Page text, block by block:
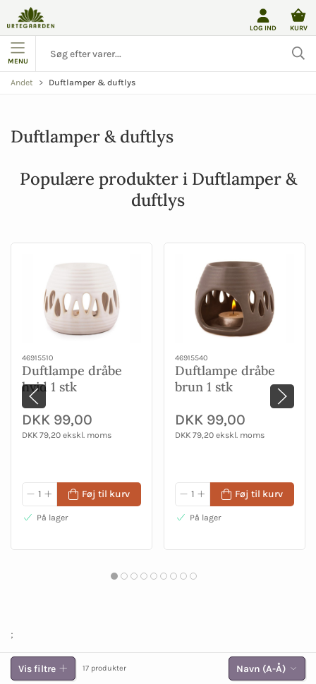
LOG IND KURV
MENU
Andet Duftlamper & duftlys
Duftlamper & duftlys
Populære produkter i Duftlamper &
duftlys
46915510
Duftlampe dråbe
hvid 1 stk
DKK 99,00
DKK 79,20 ekskl. moms
Føj til kurv
På lager
46915540
Duftlampe dråbe
brun 1 stk
DKK 99,00
DKK 79,20 ekskl. moms
Føj til kurv
På lager
;
Vis filtre 17 produkter Navn (A-Å)